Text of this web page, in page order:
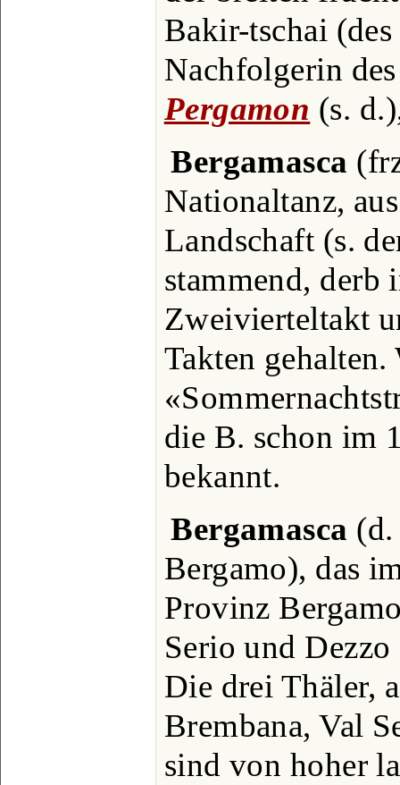
Bakir-tschai
Nachfolgerin
Pergamon (s.
Bergamasca
Nationaltanz,
Landschaft (s.
stammend, derb
Zweivierteltakt
Takten gehalten.
die B. schon im
bekannt.
Bergamasca
Bergamo), das
Provinz
Serio und
Die drei Thäler,
Brembana, Val
sind von hoher